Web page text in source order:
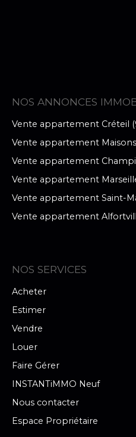
NOS ANNONCES
Vente appartement Créteil
Vente appartement
Vente appartement
Vente appartement
Vente appartement Saint-
Vente appartement
NOS SERVICES
Acheter
Estimer
Vendre
Louer
Faire Gérer
INSTANTiMMO Neuf
Nous contacter
Espace Propriétaire